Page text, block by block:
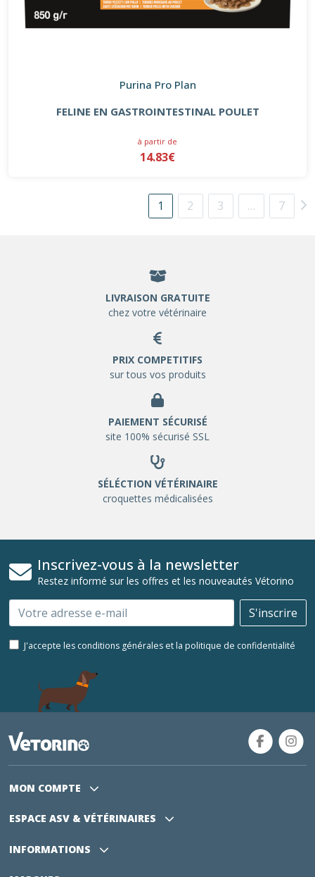
Purina Pro Plan
FELINE EN GASTROINTESTINAL POULET
à partir de
14.83€
1 2 3 … 7
LIVRAISON GRATUITE
chez votre vétérinaire
PRIX COMPETITIFS
sur tous vos produits
PAIEMENT SÉCURISÉ
site 100% sécurisé SSL
SÉLÉCTION VÉTÉRINAIRE
croquettes médicalisées
Inscrivez-vous à la newsletter
Restez informé sur les offres et les nouveautés Vétorino
Email S'inscrire
J'accepte les conditions générales et la politique de confidentialité
MON COMPTE
ESPACE ASV & VÉTÉRINAIRES
INFORMATIONS